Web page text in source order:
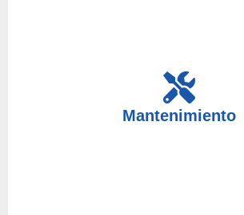
Mantenimiento
Un mantenimiento ocasional de
muy necesario, por eso en nuestro
ponemos a su disposición a